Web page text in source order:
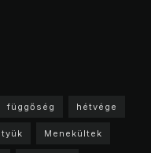
függőség hétvége
Menekültek